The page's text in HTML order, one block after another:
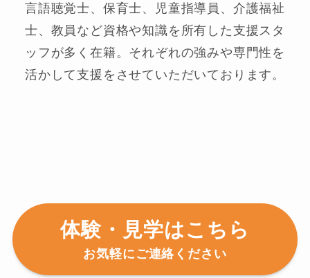
言語聴覚士、保育士、児童指導員、介護福祉
士、教員など資格や知識を所有した支援スタ
ッフが多く在籍。それぞれの強みや専門性を
活かして支援をさせていただいております。
体験・見学はこちら
お気軽にご連絡ください